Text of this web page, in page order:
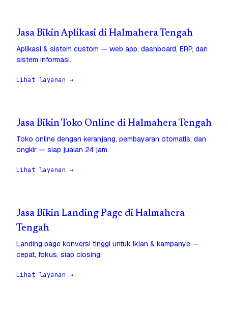
Jasa Bikin Aplikasi di Halmahera Tengah
Aplikasi & sistem custom — web app, dashboard, ERP, dan
sistem informasi.
Lihat layanan →
Jasa Bikin Toko Online di Halmahera Tengah
Toko online dengan keranjang, pembayaran otomatis, dan
ongkir — siap jualan 24 jam.
Lihat layanan →
Jasa Bikin Landing Page di Halmahera
Tengah
Landing page konversi tinggi untuk iklan & kampanye —
cepat, fokus, siap closing.
Lihat layanan →